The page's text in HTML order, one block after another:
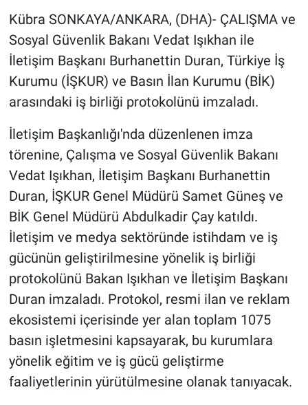
Kübra SONKAYA/ANKARA, (DHA)- ÇALIŞMA ve
Sosyal Güvenlik Bakanı Vedat Işıkhan ile
İletişim Başkanı Burhanettin Duran, Türkiye İş
Kurumu (İŞKUR) ve Basın İlan Kurumu (BİK)
arasındaki iş birliği protokolünü imzaladı.
İletişim Başkanlığı'nda düzenlenen imza
törenine, Çalışma ve Sosyal Güvenlik Bakanı
Vedat Işıkhan, İletişim Başkanı Burhanettin
Duran, İŞKUR Genel Müdürü Samet Güneş ve
BİK Genel Müdürü Abdulkadir Çay katıldı.
İletişim ve medya sektöründe istihdam ve iş
gücünün geliştirilmesine yönelik iş birliği
protokolünü Bakan Işıkhan ve İletişim Başkanı
Duran imzaladı. Protokol, resmi ilan ve reklam
ekosistemi içerisinde yer alan toplam 1075
basın işletmesini kapsayarak, bu kurumlara
yönelik eğitim ve iş gücü geliştirme
faaliyetlerinin yürütülmesine olanak tanıyacak.